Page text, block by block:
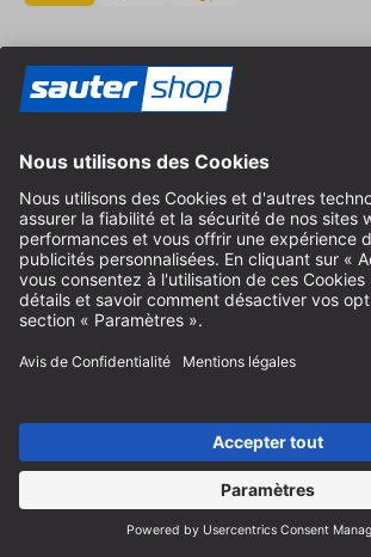
Contact
Conseil spécialisé
+49 (0) 8152 92898-80
Hotline de service
+49 (0) 8152 92898-81
info@sautershop.com
08:30 - 12:30 & 14:00 - 16:30
Adresse
Magasin / Boutique